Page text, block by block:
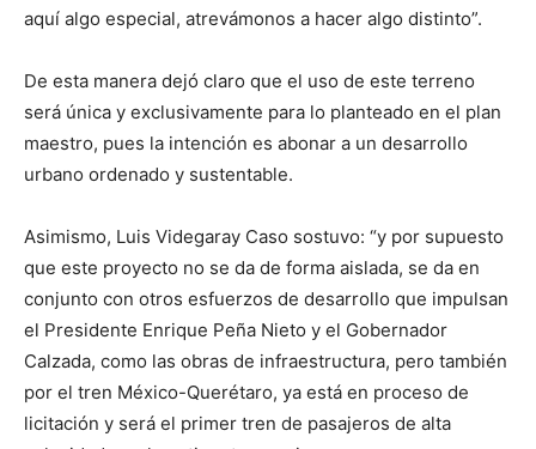
aquí algo especial, atrevámonos a hacer algo distinto”.
De esta manera dejó claro que el uso de este terreno
será única y exclusivamente para lo planteado en el plan
maestro, pues la intención es abonar a un desarrollo
urbano ordenado y sustentable.
Asimismo, Luis Videgaray Caso sostuvo: “y por supuesto
que este proyecto no se da de forma aislada, se da en
conjunto con otros esfuerzos de desarrollo que impulsan
el Presidente Enrique Peña Nieto y el Gobernador
Calzada, como las obras de infraestructura, pero también
por el tren México-Querétaro, ya está en proceso de
licitación y será el primer tren de pasajeros de alta